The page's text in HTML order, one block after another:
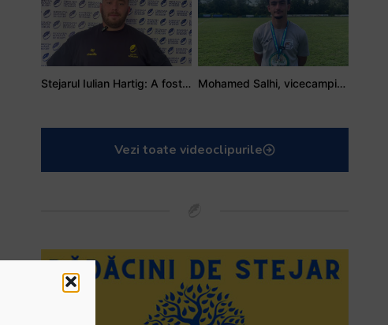
Stejarul Iulian Hartig: A fost un turneu care a unit mai mult echipa Mohamed Salhi, vicecampion național juniori I: Rugby-ul te învață să accepți și înfrângerile
Vezi toate videoclipurile